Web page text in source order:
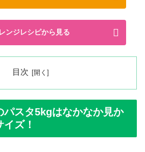
ンジレシピから見る
目次
パスタ5kgはなかなか見か
ズ！